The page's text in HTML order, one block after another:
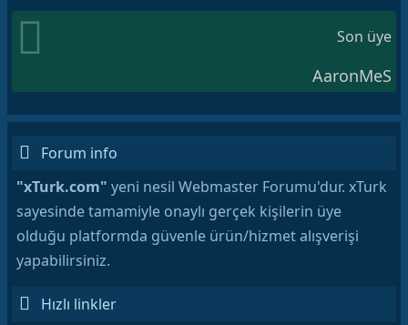
Son üye
AaronMeS
Forum info
"xTurk.com" yeni nesil Webmaster Forumu'dur. xTurk
sayesinde tamamiyle onaylı gerçek kişilerin üye
olduğu platformda güvenle ürün/hizmet alışverişi
yapabilirsiniz.
Hızlı linkler